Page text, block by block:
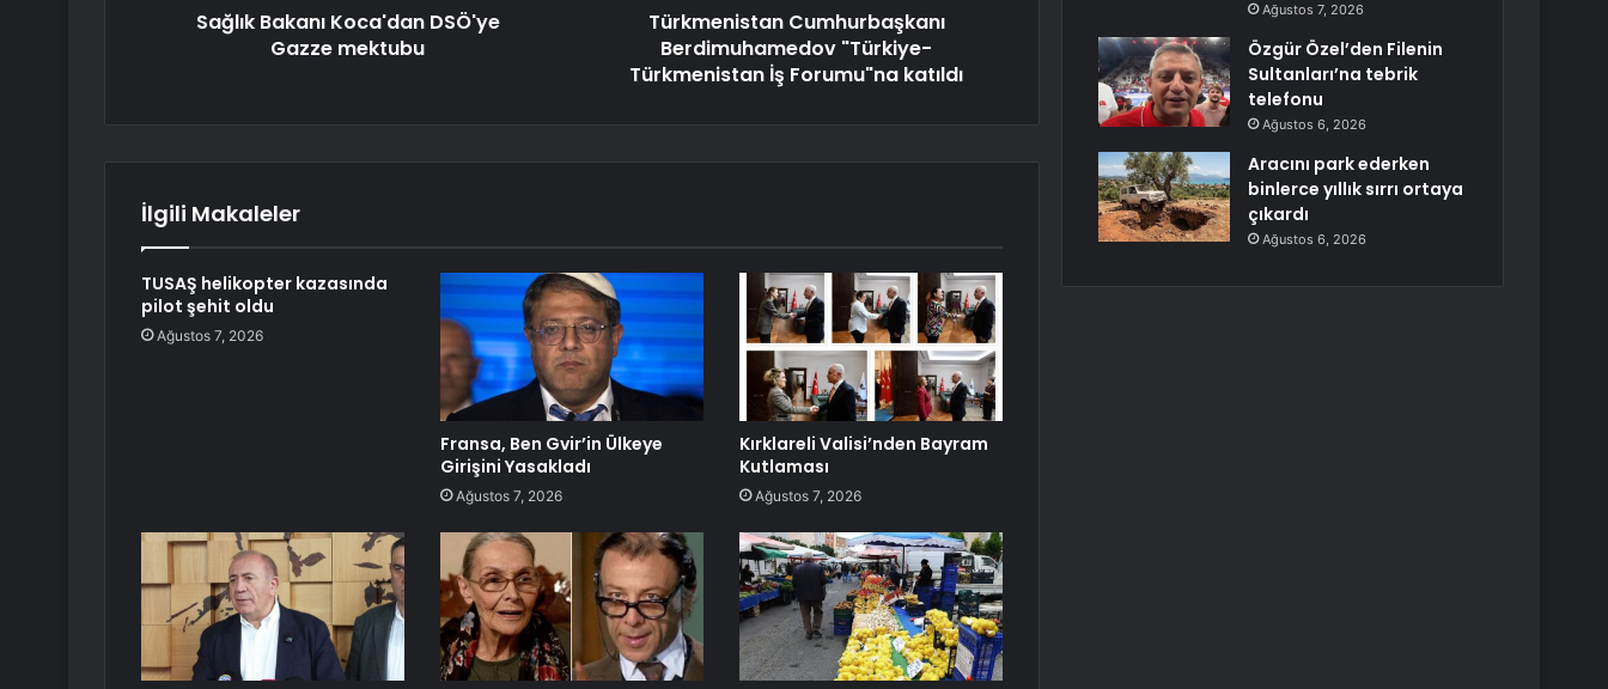
Sağlık Bakanı Koca'dan DSÖ'ye
Gazze mektubu
Türkmenistan Cumhurbaşkanı
Berdimuhamedov "Türkiye-
Türkmenistan İş Forumu"na katıldı
İlgili Makaleler
TUSAŞ helikopter kazasında
pilot şehit oldu
Ağustos 7, 2026
Fransa, Ben Gvir’in Ülkeye
Girişini Yasakladı
Ağustos 7, 2026
Kırklareli Valisi’nden Bayram
Kutlaması
Ağustos 7, 2026
Ağustos 7, 2026
Özgür Özel’den Filenin
Sultanları’na tebrik
telefonu
Ağustos 6, 2026
Aracını park ederken
binlerce yıllık sırrı ortaya
çıkardı
Ağustos 6, 2026